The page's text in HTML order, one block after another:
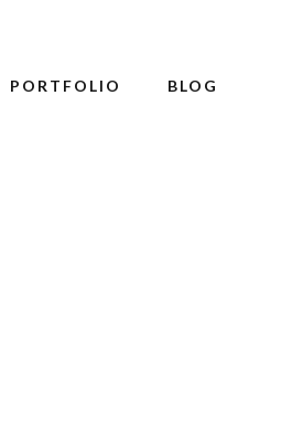
PORTFOLIO BLOG